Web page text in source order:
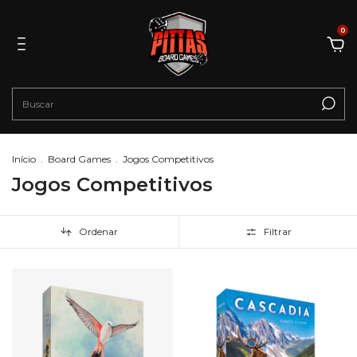
0
Início . Board Games . Jogos Competitivos
Jogos Competitivos
Ordenar Filtrar